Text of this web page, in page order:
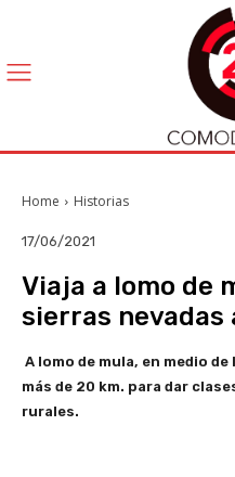
Home Historias
17/06/2021
Viaja a lomo de
sierras nevadas
A lomo de mula, en medio
más de 20 km. para dar
rurales.